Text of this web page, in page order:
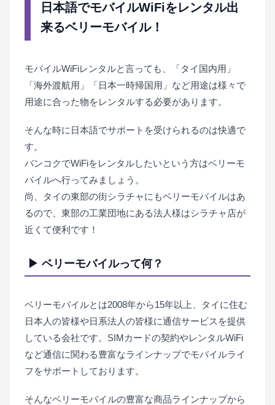
日本語でモバイルWiFiをレンタル出
来るベリーモバイル！
モバイルWiFiレンタルと言っても、「タイ国内用」
「海外渡航用」「日本一時帰国用」など用途は様々で
用途に合った物をレンタルする必要があります。
そんな時に日本語でサポートを受けられるのは快適で
す。
バンコクでWiFiをレンタルしたいという方はベリーモ
バイルへ行ってみましょう。
尚、タイの東部の街シラチャにもベリーモバイルはあ
るので、東部の工業団地にある法人様はシラチャ店が
近くて便利です！
▶ ベリーモバイルって何？
ベリーモバイルとは2008年から15年以上、タイに住む
日本人の皆様や日系法人の皆様に通信サービスを提供
している会社です。SIMカードの契約やレンタルWiFi
など通信に関わる豊富なラインナップでモバイルライ
フをサポートしております。
そんなベリーモバイルの豊富な商品ラインナップから